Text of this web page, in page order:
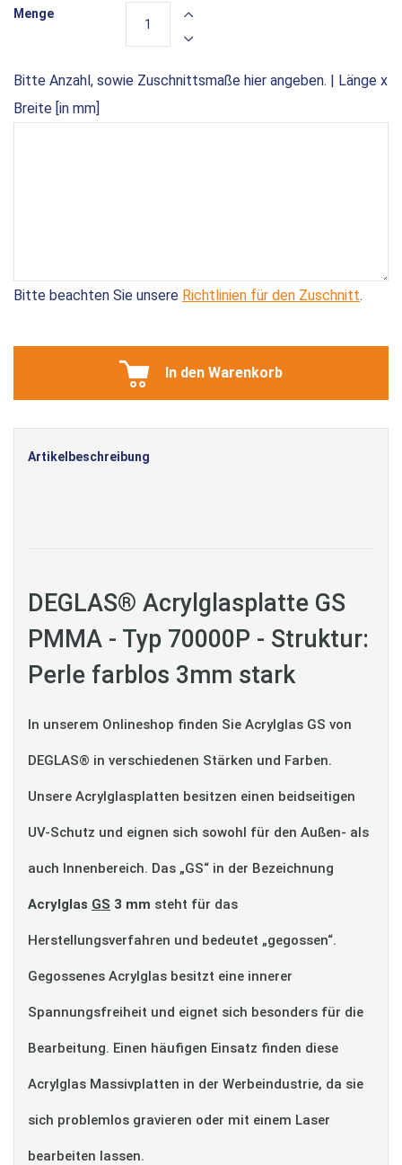
Bitte Anzahl, sowie Zuschnittsmaße hier angeben. | Länge x
Breite [in mm]
Bitte beachten Sie unsere Richtlinien für den Zuschnitt.
Menge
In den Warenkorb
Artikelbeschreibung
DEGLAS® Acrylglasplatte GS
PMMA - Typ 70000P - Struktur:
Perle farblos 3mm stark
In unserem Onlineshop finden Sie Acrylglas GS von
DEGLAS® in verschiedenen Stärken und Farben.
Unsere Acrylglasplatten besitzen einen beidseitigen
UV-Schutz und eignen sich sowohl für den Außen- als
auch Innenbereich. Das „GS“ in der Bezeichnung
Acrylglas GS 3 mm steht für das
Herstellungsverfahren und bedeutet „gegossen“.
Gegossenes Acrylglas besitzt eine innerer
Spannungsfreiheit und eignet sich besonders für die
Bearbeitung. Einen häufigen Einsatz finden diese
Acrylglas Massivplatten in der Werbeindustrie, da sie
sich problemlos gravieren oder mit einem Laser
bearbeiten lassen.